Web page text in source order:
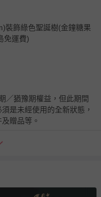
裝飾綠色聖誕樹(金鐘糖果
免運費)
／猶豫期權益，但此期間
是未經使用的全新狀態，
贈品等。
含例假日內提出），如為
出貨』中查詢該筆訂單，
。若有相關退貨問題，請